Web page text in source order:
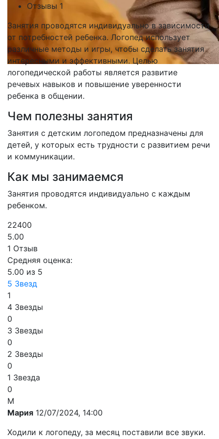
Отзывы 1
Занятия проводятся индивидуально в зависимости
от потребностей ребенка. Логопед использует
различные методы и игры, чтобы сделать занятия
интересными и эффективными. Целью
логопедической работы является развитие
речевых навыков и повышение уверенности
ребенка в общении.
Чем полезны занятия
Занятия с детским логопедом предназначены для
детей, у которых есть трудности с развитием речи
и коммуникации.
Как мы занимаемся
Занятия проводятся индивидуально с каждым
ребенком.
22400
5.00
1 Отзыв
Средняя оценка:
5.00 из 5
5 Звезд
1
4 Звезды
0
3 Звезды
0
2 Звезды
0
1 Звезда
0
М
Мария 12/07/2024, 14:00
Ходили к логопеду, за месяц поставили все звуки.